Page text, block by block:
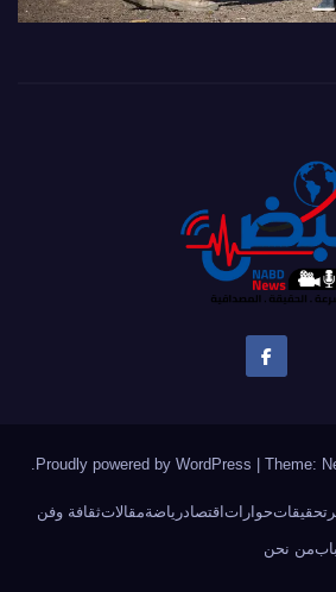
Proudly powered by WordPress Theme:
تحقيقاتحوارات اقتصادرياضةمقالاتثقافة وفن
من نحن